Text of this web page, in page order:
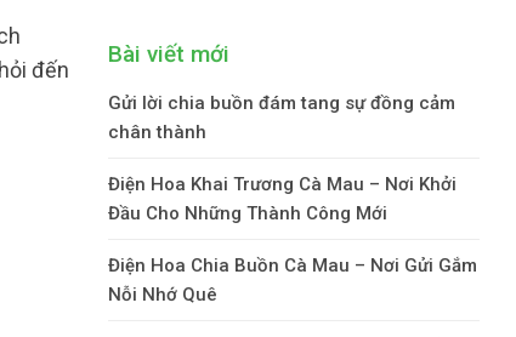
đến
Bài viết mới
Gửi lời chia buồn đám tang sự đồng cảm
chân thành
Điện Hoa Khai Trương Cà Mau – Nơi Khởi
Đầu Cho Những Thành Công Mới
Điện Hoa Chia Buồn Cà Mau – Nơi Gửi Gắm
Nỗi Nhớ Quê